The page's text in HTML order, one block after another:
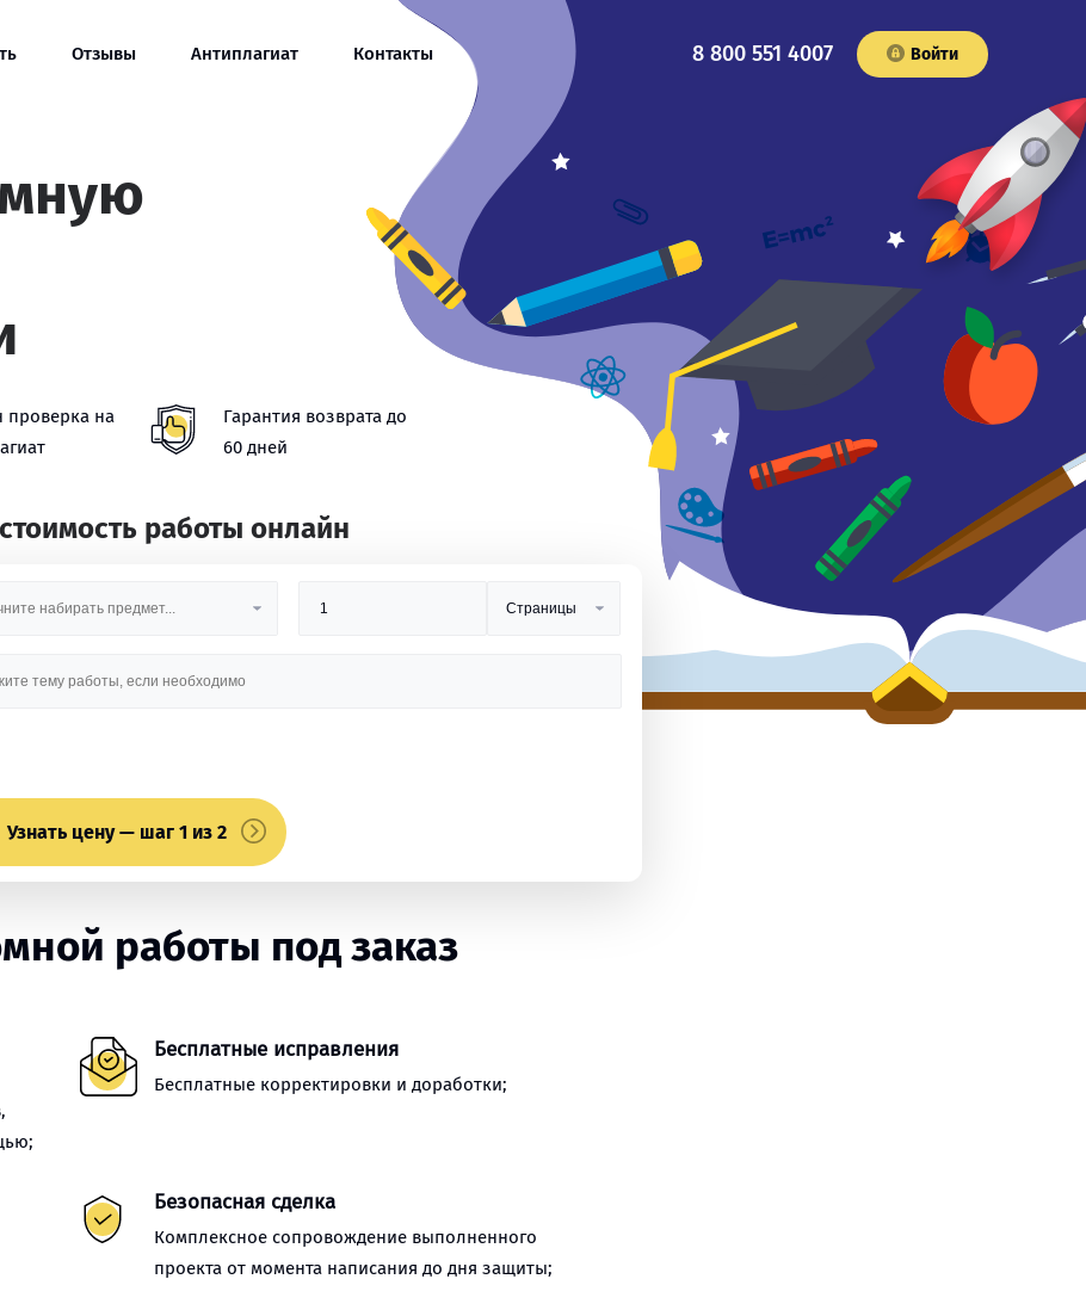
Отзывы Антиплагиат Контакты 8 800 551 4007 Войти
проверка на
Гарантия возврата до
60 дней
работы онлайн
Узнать цену — шаг 1 из 2
работы под заказ
Бесплатные исправления
Бесплатные корректировки и доработки;
Безопасная сделка
Комплексное сопровождение выполненного
проекта от момента написания до дня защиты;